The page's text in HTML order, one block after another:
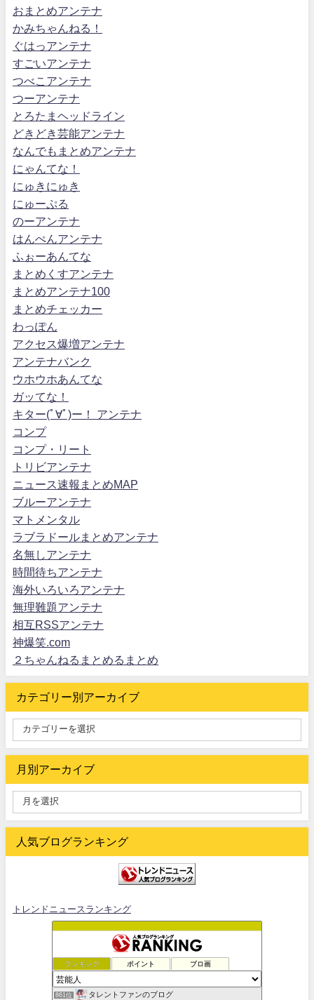
おまとめアンテナ
かみちゃんねる！
ぐはっアンテナ
すごいアンテナ
つべこアンテナ
つーアンテナ
とろたまヘッドライン
どきどき芸能アンテナ
なんでもまとめアンテナ
にゃんてな！
にゅきにゅき
にゅーぷる
のーアンテナ
はんぺんアンテナ
ふぉーあんてな
まとめくすアンテナ
まとめアンテナ100
まとめチェッカー
わっぽん
アクセス爆増アンテナ
アンテナバンク
ウホウホあんてな
ガッてな！
キター(ﾟ∀ﾟ)ー！ アンテナ
コンプ
コンプ・リート
トリビアンテナ
ニュース速報まとめMAP
ブルーアンテナ
マトメンタル
ラブラドールまとめアンテナ
名無しアンテナ
時間待ちアンテナ
海外いろいろアンテナ
無理難題アンテナ
相互RSSアンテナ
神爆笑.com
２ちゃんねるまとめるまとめ
カテゴリー別アーカイブ
月別アーカイブ
人気ブログランキング
トレンドニュースランキング
ランキング ポイント ブロ画
861位 タレントファンのブログ